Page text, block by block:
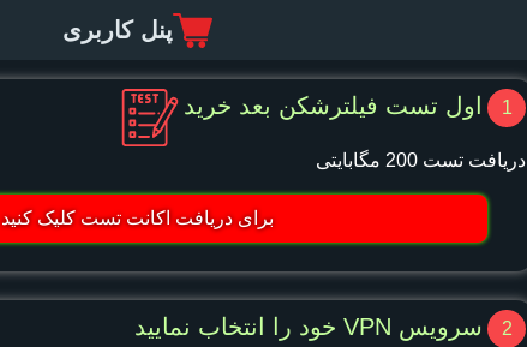
پنل کاربری
1 اول تست فیلترشکن بعد خرید
دریافت تست 200 مگابایتی
برای دریافت اکانت تست کلیک کنید
2 سرویس VPN خود را انتخاب نمایید